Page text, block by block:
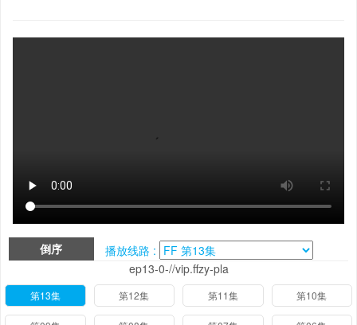
倒序
播放线路 :
ep13-0-//vip.ffzy-pla
第13集 第12集 第11集 第10集